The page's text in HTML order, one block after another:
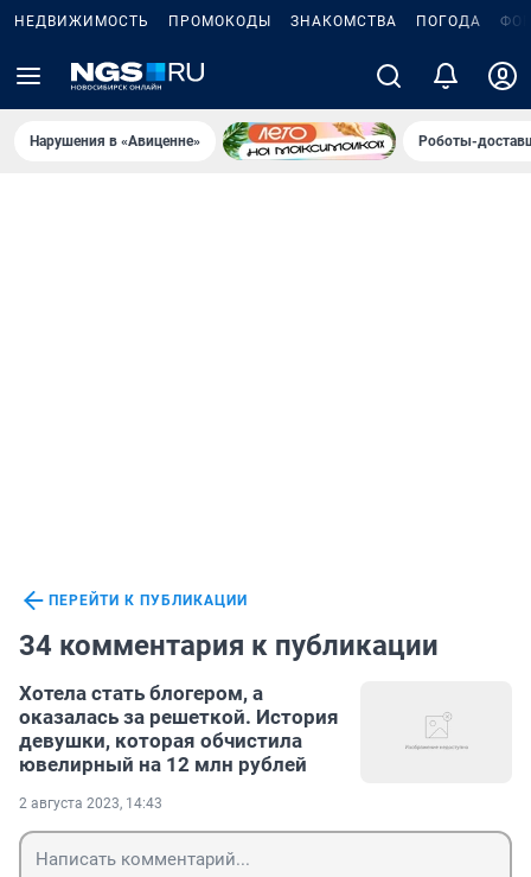
НЕДВИЖИМОСТЬ ПРОМОКОДЫ ЗНАКОМСТВА ПОГОДА
Нарушения в «Авиценне» Роботы-
ПЕРЕЙТИ К ПУБЛИКАЦИИ
34 комментария к публикации
Хотела стать блогером, а
оказалась за решеткой. История
девушки, которая обчистила
ювелирный на 12 млн рублей
2 августа 2023, 14:43